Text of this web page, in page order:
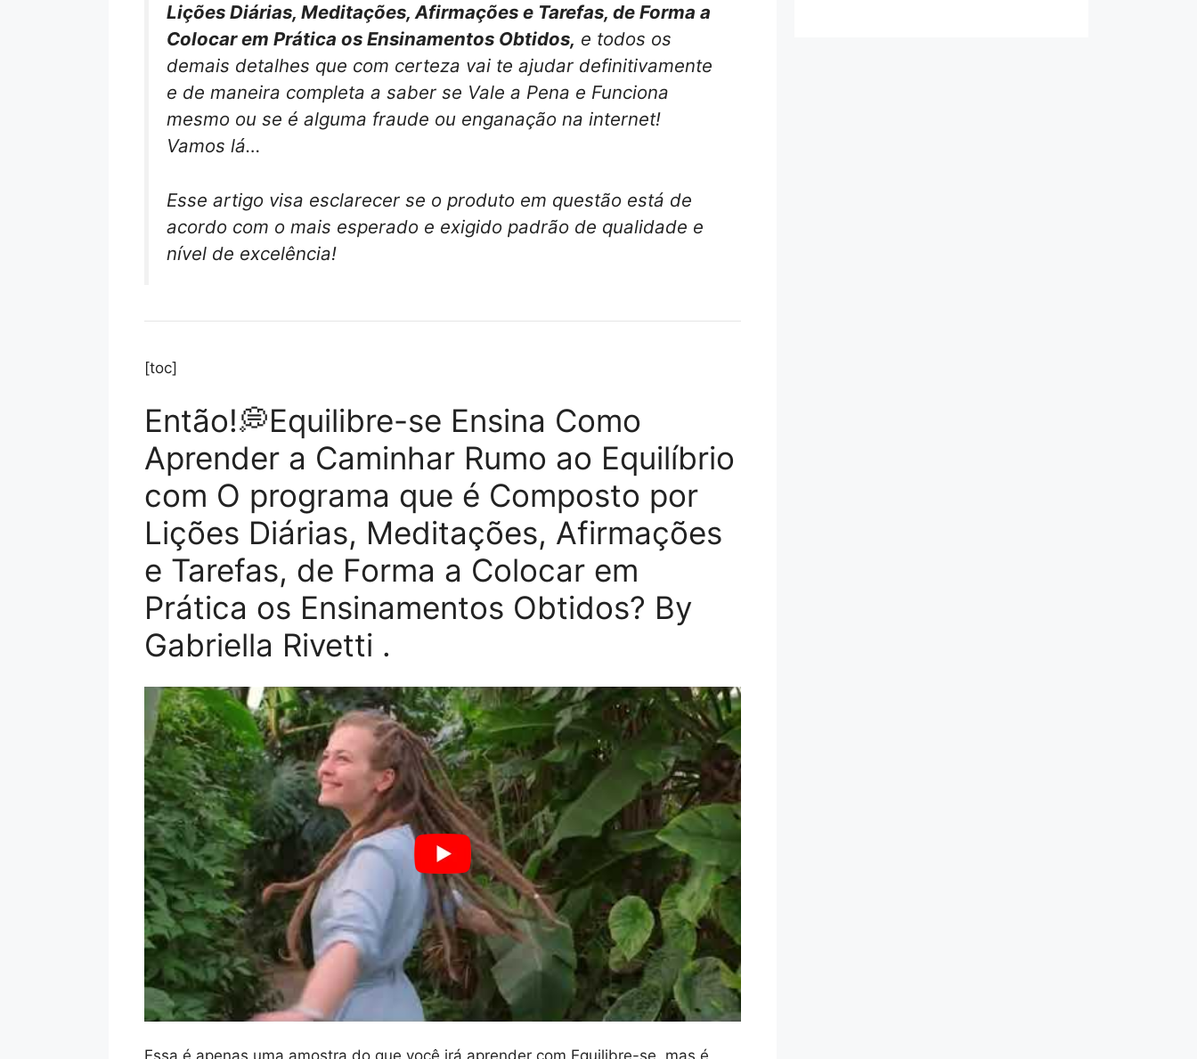
Lições Diárias, Meditações, Afirmações e Tarefas, de Forma a
Colocar em Prática os Ensinamentos Obtidos, e todos os
demais detalhes que com certeza vai te ajudar definitivamente
e de maneira completa a saber se Vale a Pena e Funciona
mesmo ou se é alguma fraude ou enganação na internet!
Vamos lá…
Esse artigo visa esclarecer se o produto em questão está de
acordo com o mais esperado e exigido padrão de qualidade e
nível de excelência!
[toc]
Então!💭Equilibre-se Ensina Como
Aprender a Caminhar Rumo ao Equilíbrio
com O programa que é Composto por
Lições Diárias, Meditações, Afirmações
e Tarefas, de Forma a Colocar em
Prática os Ensinamentos Obtidos? By
Gabriella Rivetti .
Essa é apenas uma amostra do que você irá aprender com Equilibre-se, mas é